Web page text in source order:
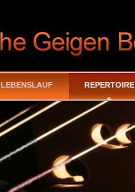
LEBENSLAUF REPERTOIRE